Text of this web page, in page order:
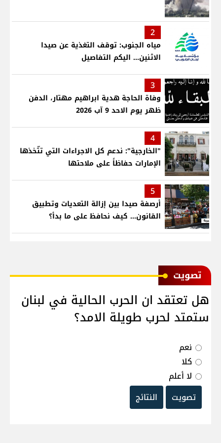
2
مياه الجنوب: توقف التغذية عن صيدا
الاثنين... اليكم التفاصيل
3
وفاة الحاجة هدية ابراهيم مهتار، الدفن
ظهر يوم الاحد 9 آب 2026
4
"الخارجية": ندعم كل الاجراءات التي تتّخذها
الإمارات حفاظاً على ملاحتها
5
أرصفة صيدا بين إزالة التعديات وتطبيق
القانون... كيف نحافظ على ما بدأ؟
ﺗﺼﻮﻳﺖ
هل تعتقد ان الحرب الحالية في لبنان
ستمتد لحرب طويلة الامد؟
نعم
كلا
لا أعلم
تصويت
النتائج